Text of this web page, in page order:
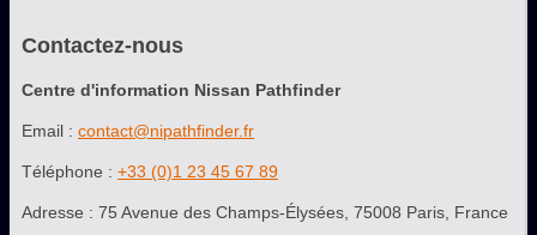
Contactez-nous
Centre d'information Nissan Pathfinder
Email : contact@nipathfinder.fr
Téléphone : +33 (0)1 23 45 67 89
Adresse : 75 Avenue des Champs-Élysées, 75008 Paris, France